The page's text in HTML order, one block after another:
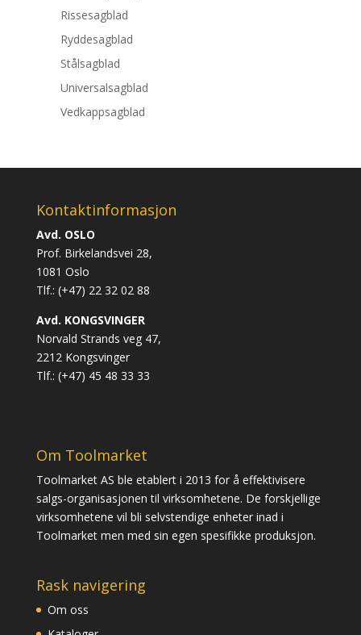
Rissesagblad
Ryddesagblad
Stålsagblad
Universalsagblad
Vedkappsagblad
Kontaktinformasjon
Avd. OSLO
Prof. Birkelandsvei 28,
1081 Oslo
Tlf.: (+47) 22 32 02 88
Avd. KONGSVINGER
Norvald Strands veg 47,
2212 Kongsvinger
Tlf.: (+47) 45 48 33 33
Om Toolmarket
Toolmarket AS ble etablert i 2013 for å effektivisere
salgs-organisasjonen til virksomhetene. De forskjellige
virksomhetene vil bli selvstendige enheter inad i
Toolmarket men med sin egen spesifikke produksjon.
Rask navigering
Om oss